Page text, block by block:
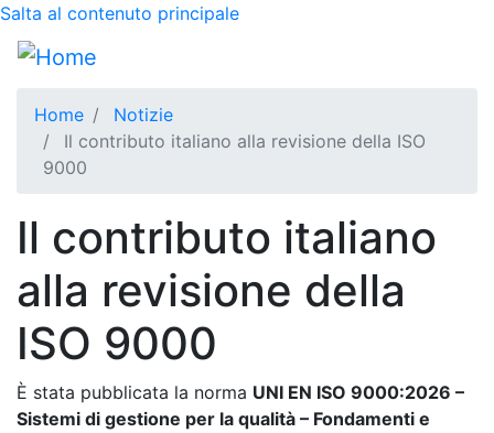
Salta al contenuto principale
Home
Notizie
Il contributo italiano alla revisione della ISO
9000
Il contributo italiano
alla revisione della
ISO 9000
È stata pubblicata la norma UNI EN ISO 9000:2026 –
Sistemi di gestione per la qualità – Fondamenti e